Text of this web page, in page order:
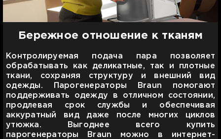
Бережное отношение к тканям
Контролируемая подача пара позволяет
обрабатывать как деликатные, так и плотные
ткани, сохраняя структуру и внешний вид
одежды. Парогенераторы Braun помогают
поддерживать одежду в отличном состоянии,
продлевая срок службы и обеспечивая
аккуратный вид даже после многих циклов
утюжка. Выгоднее всего купить
парогенераторы Braun можно в интернет-